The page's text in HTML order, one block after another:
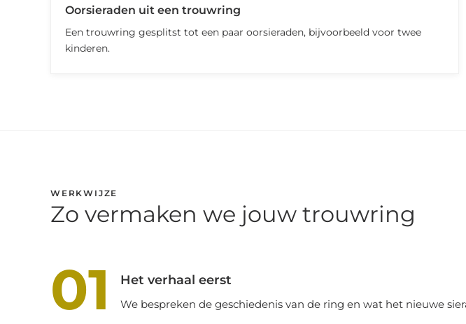
Oorsieraden uit een trouwring
Een trouwring gesplitst tot een paar oorsieraden, bijvoorbeeld voor twee
kinderen.
WERKWIJZE
Zo vermaken we jouw trouwring
01 Het verhaal eerst
We bespreken de geschiedenis van de ring en wat het nieuwe